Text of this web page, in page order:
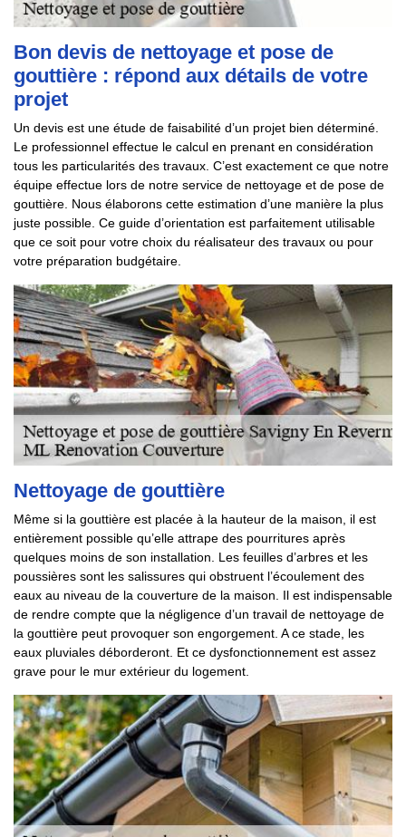
Bon devis de nettoyage et pose de
gouttière : répond aux détails de votre
projet
Un devis est une étude de faisabilité d’un projet bien déterminé.
Le professionnel effectue le calcul en prenant en considération
tous les particularités des travaux. C’est exactement ce que notre
équipe effectue lors de notre service de nettoyage et de pose de
gouttière. Nous élaborons cette estimation d’une manière la plus
juste possible. Ce guide d’orientation est parfaitement utilisable
que ce soit pour votre choix du réalisateur des travaux ou pour
votre préparation budgétaire.
Nettoyage de gouttière
Même si la gouttière est placée à la hauteur de la maison, il est
entièrement possible qu’elle attrape des pourritures après
quelques moins de son installation. Les feuilles d’arbres et les
poussières sont les salissures qui obstruent l’écoulement des
eaux au niveau de la couverture de la maison. Il est indispensable
de rendre compte que la négligence d’un travail de nettoyage de
la gouttière peut provoquer son engorgement. A ce stade, les
eaux pluviales déborderont. Et ce dysfonctionnement est assez
grave pour le mur extérieur du logement.